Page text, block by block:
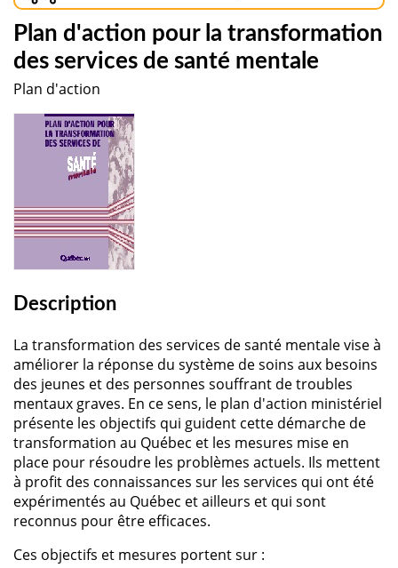
Plan d'action pour la transformation
des services de santé mentale
Plan d'action
Description
La transformation des services de santé mentale vise à
améliorer la réponse du système de soins aux besoins
des jeunes et des personnes souffrant de troubles
mentaux graves. En ce sens, le plan d'action ministériel
présente les objectifs qui guident cette démarche de
transformation au Québec et les mesures mise en
place pour résoudre les problèmes actuels. Ils mettent
à profit des connaissances sur les services qui ont été
expérimentés au Québec et ailleurs et qui sont
reconnus pour être efficaces.
Ces objectifs et mesures portent sur :